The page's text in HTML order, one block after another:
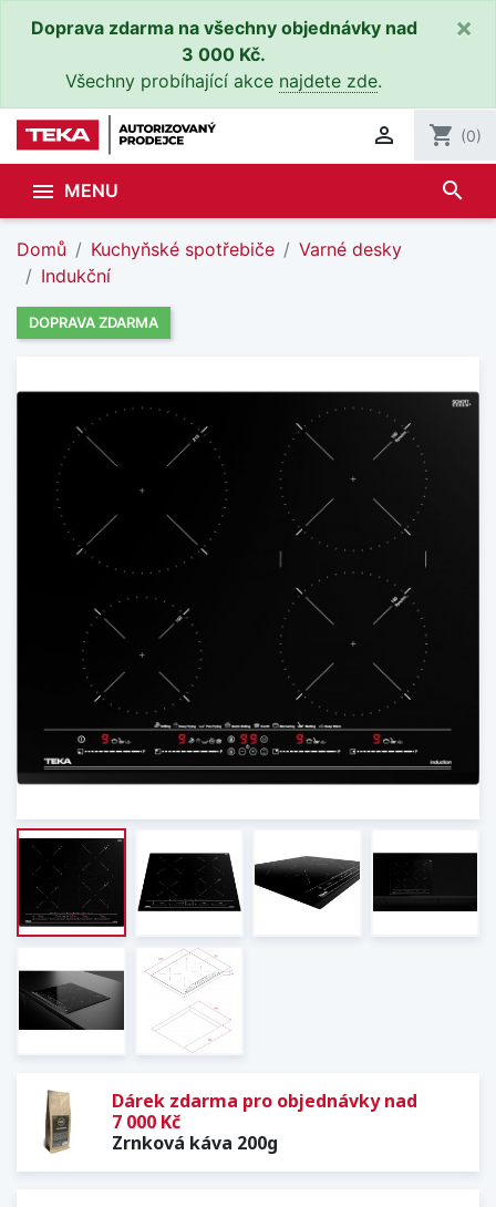
Doprava zdarma na všechny objednávky nad
3 000 Kč.
Všechny probíhající akce najdete zde.
×
 shopping_cart (0)
 MENU search
Domů Kuchyňské spotřebiče
Varné desky
Indukční
DOPRAVA ZDARMA
Dárek zdarma pro objednávky nad
7 000 Kč
Zrnková káva 200g